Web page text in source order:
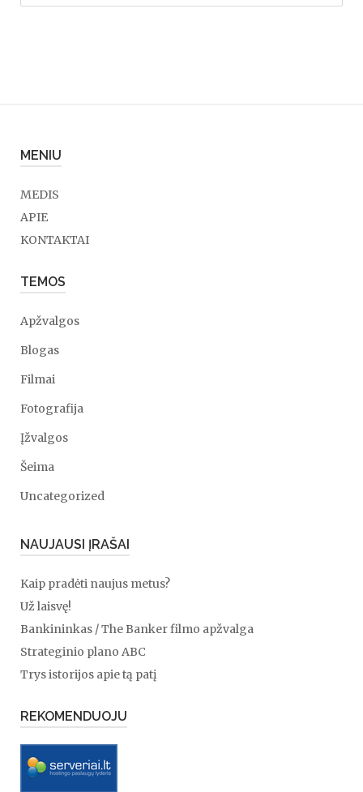
MENIU
MEDIS
APIE
KONTAKTAI
TEMOS
Apžvalgos
Blogas
Filmai
Fotografija
Įžvalgos
Šeima
Uncategorized
NAUJAUSI ĮRAŠAI
Kaip pradėti naujus metus?
Už laisvę!
Bankininkas / The Banker filmo apžvalga
Strateginio plano ABC
Trys istorijos apie tą patį
REKOMENDUOJU